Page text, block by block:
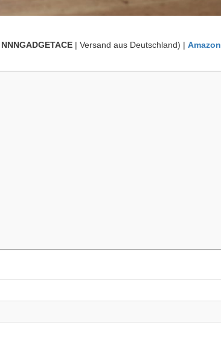
NNNGADGETACE | Versand aus Deutschland) | Amazon